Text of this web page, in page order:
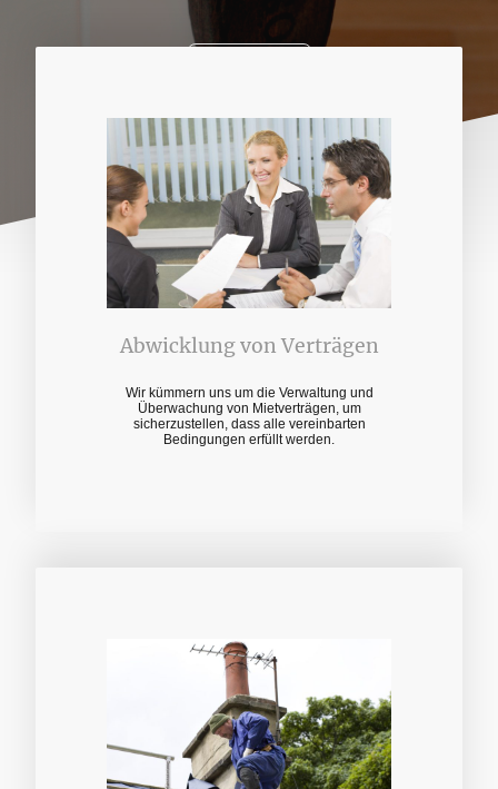
Abwicklung von Verträgen
Wir kümmern uns um die Verwaltung und
Überwachung von Mietverträgen, um
sicherzustellen, dass alle vereinbarten
Bedingungen erfüllt werden.